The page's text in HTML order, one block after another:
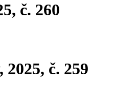
č. 260
č. 259